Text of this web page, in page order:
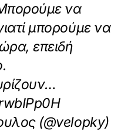
να
μπορούμε να
επειδή
(@velopky)